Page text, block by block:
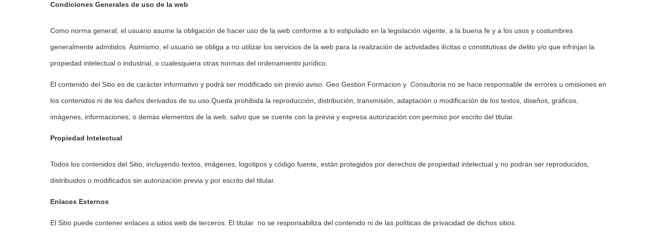
Condiciones Generales de uso de la web
Como norma general, el usuario asume la obligación de hacer uso de la web conforme a lo estipulado en la legislación vigente, a la buena fe y a los usos y costumbres
generalmente admitidos. Asimismo, el usuario se obliga a no utilizar los servicios de la web para la realización de actividades ilícitas o constitutivas de delito y/o que infrinjan la
propiedad intelectual o industrial, o cualesquiera otras normas del ordenamiento jurídico.
El contenido del Sitio es de carácter informativo y podrá ser modificado sin previo aviso. Geo Gestion Formacion y Consultoria no se hace responsable de errores u omisiones en
los contenidos ni de los daños derivados de su uso.Queda prohibida la reproducción, distribución, transmisión, adaptación o modificación de los textos, diseños, gráficos,
imágenes, informaciones, o demás elementos de la web, salvo que se cuente con la previa y expresa autorización con permiso por escrito del titular.
Propiedad Intelectual
Todos los contenidos del Sitio, incluyendo textos, imágenes, logotipos y código fuente, están protegidos por derechos de propiedad intelectual y no podrán ser reproducidos,
distribuidos o modificados sin autorización previa y por escrito del titular.
Enlaces Externos
El Sitio puede contener enlaces a sitios web de terceros. El titular no se responsabiliza del contenido ni de las políticas de privacidad de dichos sitios.